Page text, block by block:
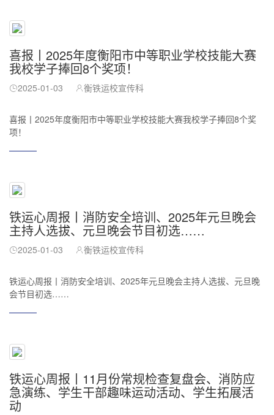
喜报丨2025年度衡阳市中等职业学校技能大赛
我校学子捧回8个奖项！
2025-01-03 衡铁运校宣传科
喜报丨2025年度衡阳市中等职业学校技能大赛我校学子捧回8个奖
项！
铁运心周报丨消防安全培训、2025年元旦晚会
主持人选拔、元旦晚会节目初选……
2025-01-03 衡铁运校宣传科
铁运心周报丨消防安全培训、2025年元旦晚会主持人选拔、元旦晚
会节目初选……
铁运心周报丨11月份常规检查复盘会、消防应
急演练、学生干部趣味运动活动、学生拓展活
动